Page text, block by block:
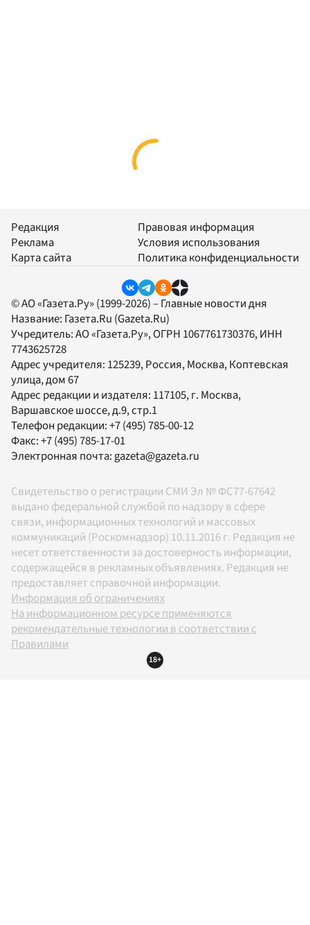
Редакция
Реклама
Карта сайта
Правовая информация
Условия использования
Политика конфиденциальности
© АО «Газета.Ру» (1999-2026) – Главные новости дня
Название: Газета.Ru (Gazeta.Ru)
Учредитель:АО «Газета.Ру», ОГРН 1067761730376, ИНН
7743625728
Адрес учредителя: 125239, Россия, Москва, Коптевская
улица, дом 67
Адрес редакции и издателя: 117105, г. Москва,
Варшавское шоссе, д.9, стр.1
Телефон редакции:+7 (495) 785-00-12
Факс:+7 (495) 785-17-01
Электронная почта:gazeta@gazeta.ru
Свидетельство о регистрации СМИ Эл № ФС77-67642
выдано федеральной службой по надзору в сфере
связи, информационных технологий и массовых
коммуникаций (Роскомнадзор) 10.11.2016 г. Редакция не
несет ответственности за достоверность информации,
содержащейся в рекламных объявлениях. Редакция не
предоставляет справочной информации.
Информация об ограничениях
На информационном ресурсе применяются
рекомендательные технологии в соответствии с
Правилами
18+